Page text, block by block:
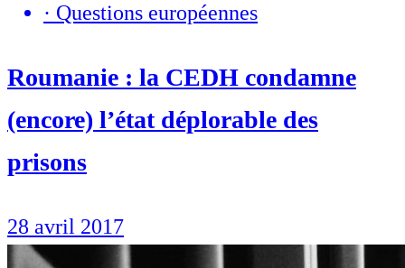
· Questions européennes
Roumanie : la CEDH condamne
(encore) l’état déplorable des
prisons
28 avril 2017